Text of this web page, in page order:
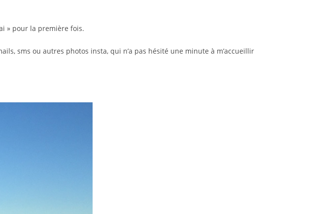
» pour la première fois.
sms ou autres photos insta, qui n’a pas hésité une minute à m’accueillir